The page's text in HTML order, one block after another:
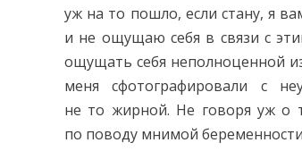
уж на то пошло, если стану, я
и не ощущаю себя в связи с
ощущать себя неполноценной
меня сфотографировали с
не то жирной. Не говоря уж о
по поводу мнимой